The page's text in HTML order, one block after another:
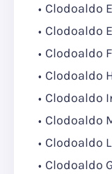
Clodoaldo
Clodoaldo
Clodoaldo
Clodoaldo
Clodoaldo
Clodoaldo
Clodoaldo
Clodoaldo